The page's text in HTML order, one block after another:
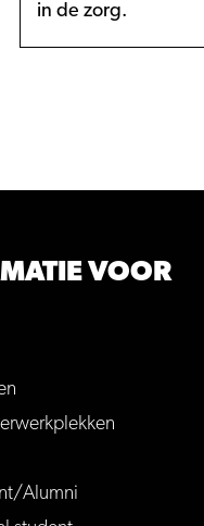
in de zorg.
VOOR
Alumni